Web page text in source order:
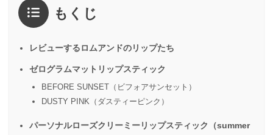
もくじ
レビューするロムアンドのリップたち
ゼログラムマットリップスティック
BEFORE SUNSET（ビフォアサンセット）
DUSTY PINK（ダスティーピンク）
パーソナルローズクリーミーリップスティック（summer